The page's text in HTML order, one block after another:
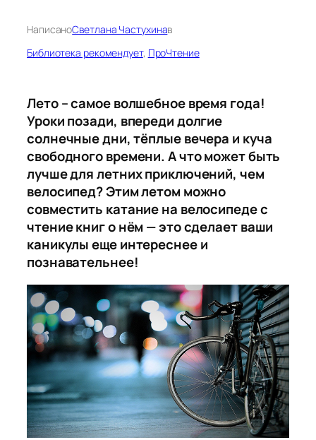
НаписаноСветлана Частухинав
Библиотека рекомендует, ПроЧтение
Лето – самое волшебное время года!
Уроки позади, впереди долгие
солнечные дни, тёплые вечера и куча
свободного времени. А что может быть
лучше для летних приключений, чем
велосипед? Этим летом можно
совместить катание на велосипеде с
чтение книг о нём — это сделает ваши
каникулы еще интереснее и
познавательнее!